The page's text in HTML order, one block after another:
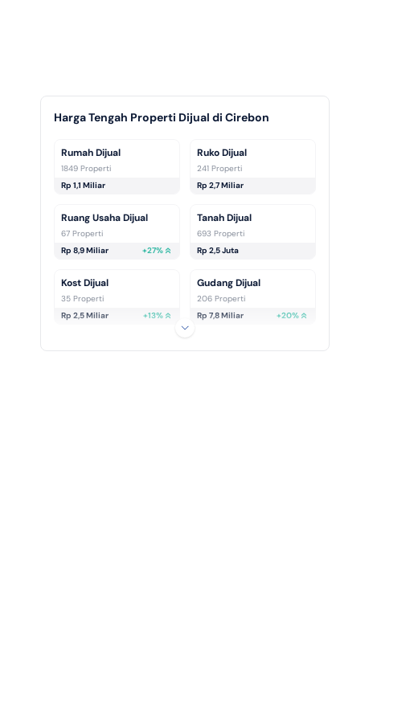
Harga Tengah Properti Dijual di Cirebon
Rumah Dijual
1849 Properti
Rp 1,1 Miliar
Ruko Dijual
241 Properti
Rp 2,7 Miliar
Ruang Usaha Dijual
67 Properti
Rp 8,9 Miliar
+27%
Tanah Dijual
693 Properti
Rp 2,5 Juta
Kost Dijual
35 Properti
Rp 2,5 Miliar
+13%
Gudang Dijual
206 Properti
Rp 7,8 Miliar
+20%